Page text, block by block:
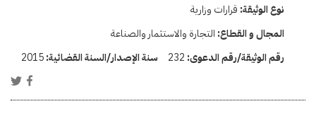
نوع الوثيقة: قرارات وزارية
المجال و القطاع: التجارة والاستثمار والصناعة
رقم الوثيقة/رقم الدعوى: 232 سنة الإصدار/السنة القضائية:2015